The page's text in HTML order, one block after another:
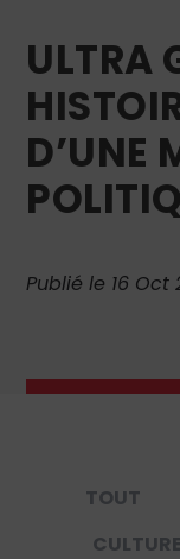
ULTRA
D’UNE
Publié le 16 Oct
TOUT
CULTURE